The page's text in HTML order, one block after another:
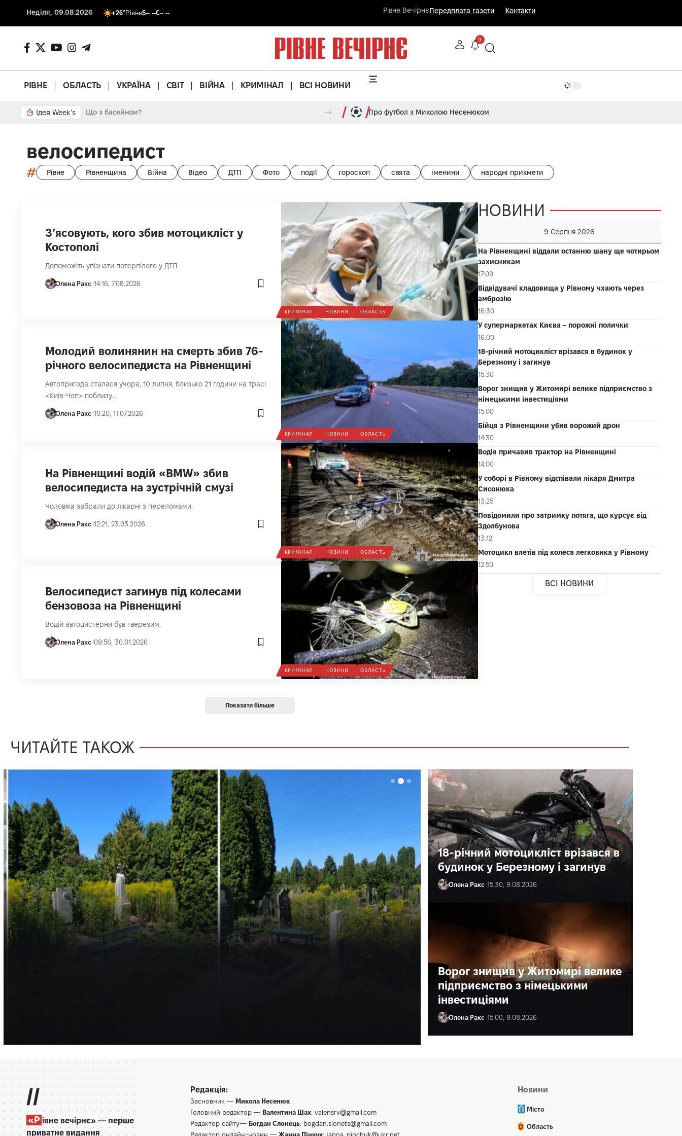
Неділя, 09.08.2026 +26°Рівне$--.--€--.-- Рівне ВечірнєПередплата газети Контакти
9
РІВНЕ ОБЛАСТЬ УКРАЇНА СВІТ ВІЙНА КРИМІНАЛ ВСІ НОВИНИ
Ідея Week's Що з басейном? Про футбол з Миколою Несенюком
велосипедист
# Рівне Рівненщина Війна Відео ДТП Фото події гороскоп свята іменини народні прикмети
КРИМІНАЛ НОВИНИ ОБЛАСТЬ
З’ясовують, кого збив мотоцикліст у
Костополі
Допоможіть упізнати потерпілого у ДТП.
Олена Ракс 14:16, 7.08.2026
КРИМІНАЛ НОВИНИ ОБЛАСТЬ
Молодий волинянин на смерть збив 76-
річного велосипедиста на Рівненщині
Автопригода сталася учора, 10 липня, близько 21 години на трасі
«Київ-Чоп» поблизу…
Олена Ракс 10:20, 11.07.2026
КРИМІНАЛ НОВИНИ ОБЛАСТЬ
На Рівненщині водій «BMW» збив
велосипедиста на зустрічній смузі
Чоловіка забрали до лікарні з переломами.
Олена Ракс 12:21, 23.03.2026
КРИМІНАЛ НОВИНИ ОБЛАСТЬ
Велосипедист загинув під колесами
бензовоза на Рівненщині
Водій автоцистерни був тверезим.
Олена Ракс 09:56, 30.01.2026
Показати більше
НОВИНИ
9 Серпня 2026
На Рівненщині віддали останню шану ще чотирьом
захисникам
17:09
Відвідувачі кладовища у Рівному чхають через
амброзію
16:30
У супермаркетах Києва – порожні полички
16:00
18-річний мотоцикліст врізався в будинок у
Березному і загинув
15:30
Ворог знищив у Житомирі велике підприємство з
німецькими інвестиціями
15:00
Бійця з Рівненщини убив ворожий дрон
14:30
Водія причавив трактор на Рівненщині
14:00
У соборі в Рівному відспівали лікаря Дмитра
Сисонюка
13:25
Повідомили про затримку потяга, що курсує від
Здолбунова
13:12
Мотоцикл влетів під колеса легковика у Рівному
12:50
ВСІ НОВИНИ
ЧИТАЙТЕ ТАКОЖ
МІСТО
18-річний мотоцикліст врізався в
будинок у Березному і загинув
Олена Ракс 15:30, 9.08.2026
Ворог знищив у Житомирі велике
підприємство з німецькими
інвестиціями
Олена Ракс 15:00, 9.08.2026
//
«Р івне вечірнє» — перше
приватне видання
Редакція:
Засновник — Микола Несенюк
Головний редактор — Валентина Шах: valensrv@gmail.com
Редактор сайту— Богдан Слонець: bogdan.slonets@gmail.com
Редактор онлайн-новин — Жанна Пінчук: janna_pinchuk@ukr.net
Новини
Місто
Область